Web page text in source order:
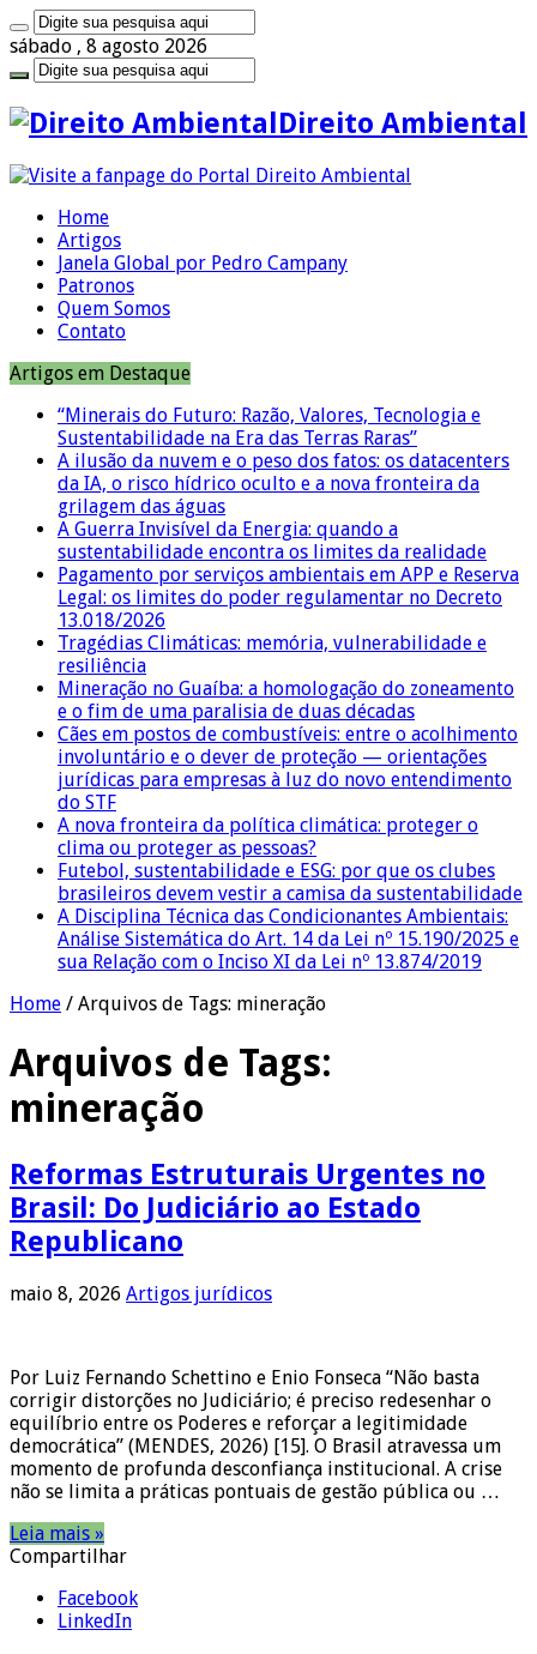
sábado , 8 agosto 2026
Direito Ambiental
Home
Artigos
Janela Global por Pedro Campany
Patronos
Quem Somos
Contato
Artigos em Destaque
“Minerais do Futuro: Razão, Valores, Tecnologia e
Sustentabilidade na Era das Terras Raras”
A ilusão da nuvem e o peso dos fatos: os datacenters
da IA, o risco hídrico oculto e a nova fronteira da
grilagem das águas
A Guerra Invisível da Energia: quando a
sustentabilidade encontra os limites da realidade
Pagamento por serviços ambientais em APP e Reserva
Legal: os limites do poder regulamentar no Decreto
13.018/2026
Tragédias Climáticas: memória, vulnerabilidade e
resiliência
Mineração no Guaíba: a homologação do zoneamento
e o fim de uma paralisia de duas décadas
Cães em postos de combustíveis: entre o acolhimento
involuntário e o dever de proteção — orientações
jurídicas para empresas à luz do novo entendimento
do STF
A nova fronteira da política climática: proteger o
clima ou proteger as pessoas?
Futebol, sustentabilidade e ESG: por que os clubes
brasileiros devem vestir a camisa da sustentabilidade
A Disciplina Técnica das Condicionantes Ambientais:
Análise Sistemática do Art. 14 da Lei nº 15.190/2025 e
sua Relação com o Inciso XI da Lei nº 13.874/2019
Home / Arquivos de Tags: mineração
Arquivos de Tags:
mineração
Reformas Estruturais Urgentes no
Brasil: Do Judiciário ao Estado
Republicano
maio 8, 2026 Artigos jurídicos
Por Luiz Fernando Schettino e Enio Fonseca “Não basta
corrigir distorções no Judiciário; é preciso redesenhar o
equilíbrio entre os Poderes e reforçar a legitimidade
democrática” (MENDES, 2026) [15]. O Brasil atravessa um
momento de profunda desconfiança institucional. A crise
não se limita a práticas pontuais de gestão pública ou …
Leia mais »
Compartilhar
Facebook
LinkedIn